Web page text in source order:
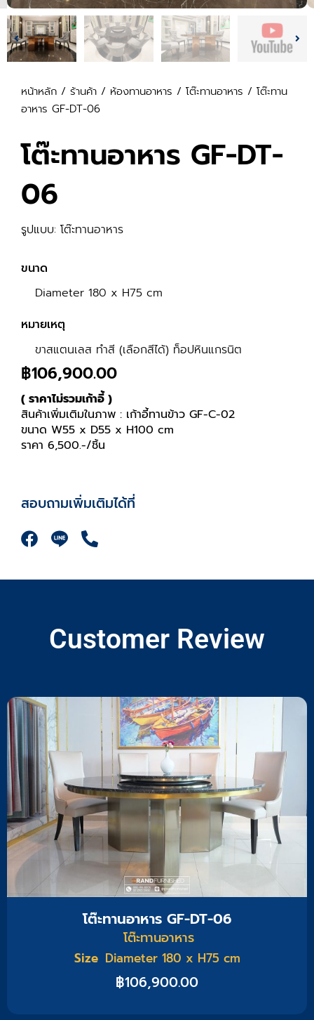
หน้าหลัก / ร้านค้า / ห้องทานอาหาร / โต๊ะทานอาหาร / โต๊ะทาน
อาหาร GF-DT-06
โต๊ะทานอาหาร GF-DT-
06
รูปแบบ: โต๊ะทานอาหาร
ขนาด
Diameter 180 x H75 cm
หมายเหตุ
ขาสแตนเลส ทำสี (เลือกสีได้) ท็อปหินแกรนิต
฿106,900.00
( ราคาไม่รวมเก้าอี้ )
สินค้าเพิ่มเติมในภาพ : เก้าอี้ทานข้าว GF-C-02
ขนาด W55 x D55 x H100 cm
ราคา 6,500.-/ชิ้น
สอบถามเพิ่มเติมได้ที่
F
a
P
h
a
l
Customer Review
โต๊ะทานอาหาร GF-DT-06
โต๊ะทานอาหาร
Size Diameter 180 x H75 cm
฿106,900.00